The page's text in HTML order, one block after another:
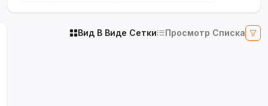
Вид В Виде Сетки Просмотр Списка